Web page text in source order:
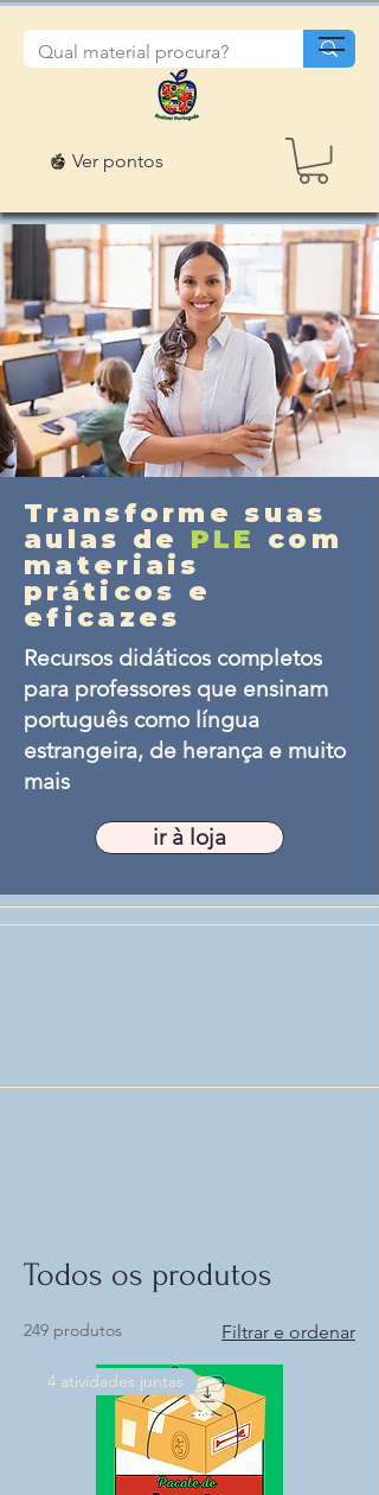
Ver pontos
Transforme suas
aulas de PLE com
materiais
práticos e
eficazes
Recursos didáticos completos
para professores que ensinam
português como língua
estrangeira, de herança e muito
mais
ir à loja
Todos os produtos
249 produtos Filtrar e ordenar
4 atividades juntas